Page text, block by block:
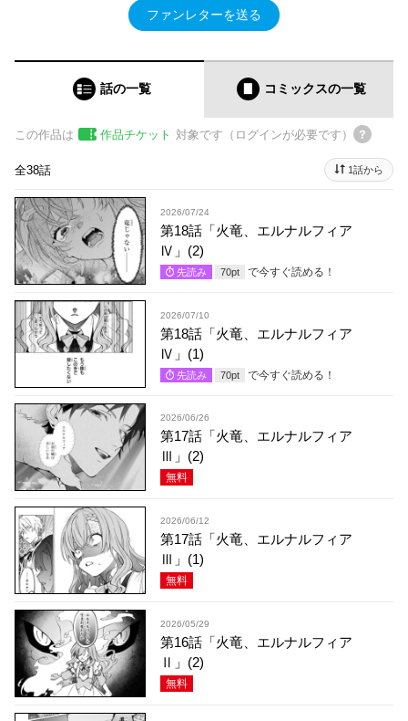
ファンレターを送る
話の一覧 コミックスの一覧
この作品は 作品チケット 対象です（ログインが必要です）
全38話 1話から
2026/07/24
第18話「火竜、エルナルフィア
Ⅳ」(2)
先読み 70pt で今すぐ読める！
2026/07/10
第18話「火竜、エルナルフィア
Ⅳ」(1)
先読み 70pt で今すぐ読める！
2026/06/26
第17話「火竜、エルナルフィア
Ⅲ」(2)
無料
2026/06/12
第17話「火竜、エルナルフィア
Ⅲ」(1)
無料
2026/05/29
第16話「火竜、エルナルフィア
Ⅱ」(2)
無料